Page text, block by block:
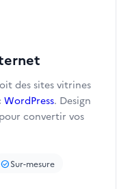
des sites vitrines
WordPress. Design
convertir vos
check_circleSur-mesure